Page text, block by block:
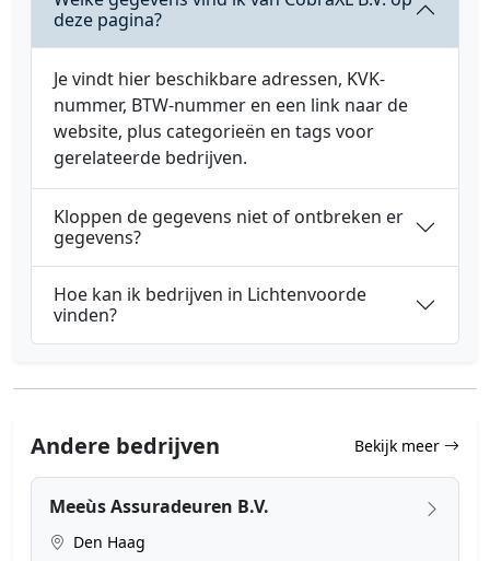
deze pagina?
Je vindt hier beschikbare adressen, KVK-
nummer, BTW-nummer en een link naar de
website, plus categorieën en tags voor
gerelateerde bedrijven.
Kloppen de gegevens niet of ontbreken er
gegevens?
Hoe kan ik bedrijven in Lichtenvoorde
vinden?
Andere bedrijven Bekijk meer
Meeùs Assuradeuren B.V.
Den Haag